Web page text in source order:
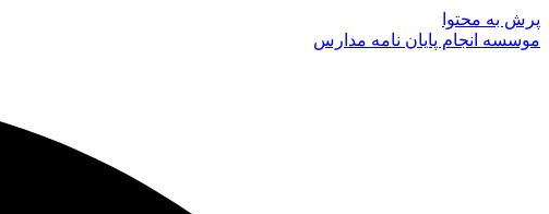
پرش به محتوا
موسسه انجام پایان نامه مدارس